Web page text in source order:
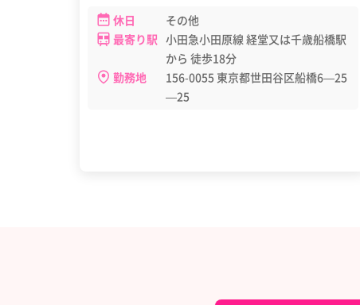
休日
その他
最寄り駅 小田急小田原線 経堂又は千歳船橋駅
から 徒歩18分
勤務地
156-0055 東京都世田谷区船橋6—25
—25